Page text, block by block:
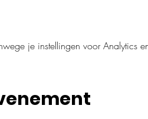
je instellingen voor Analytics